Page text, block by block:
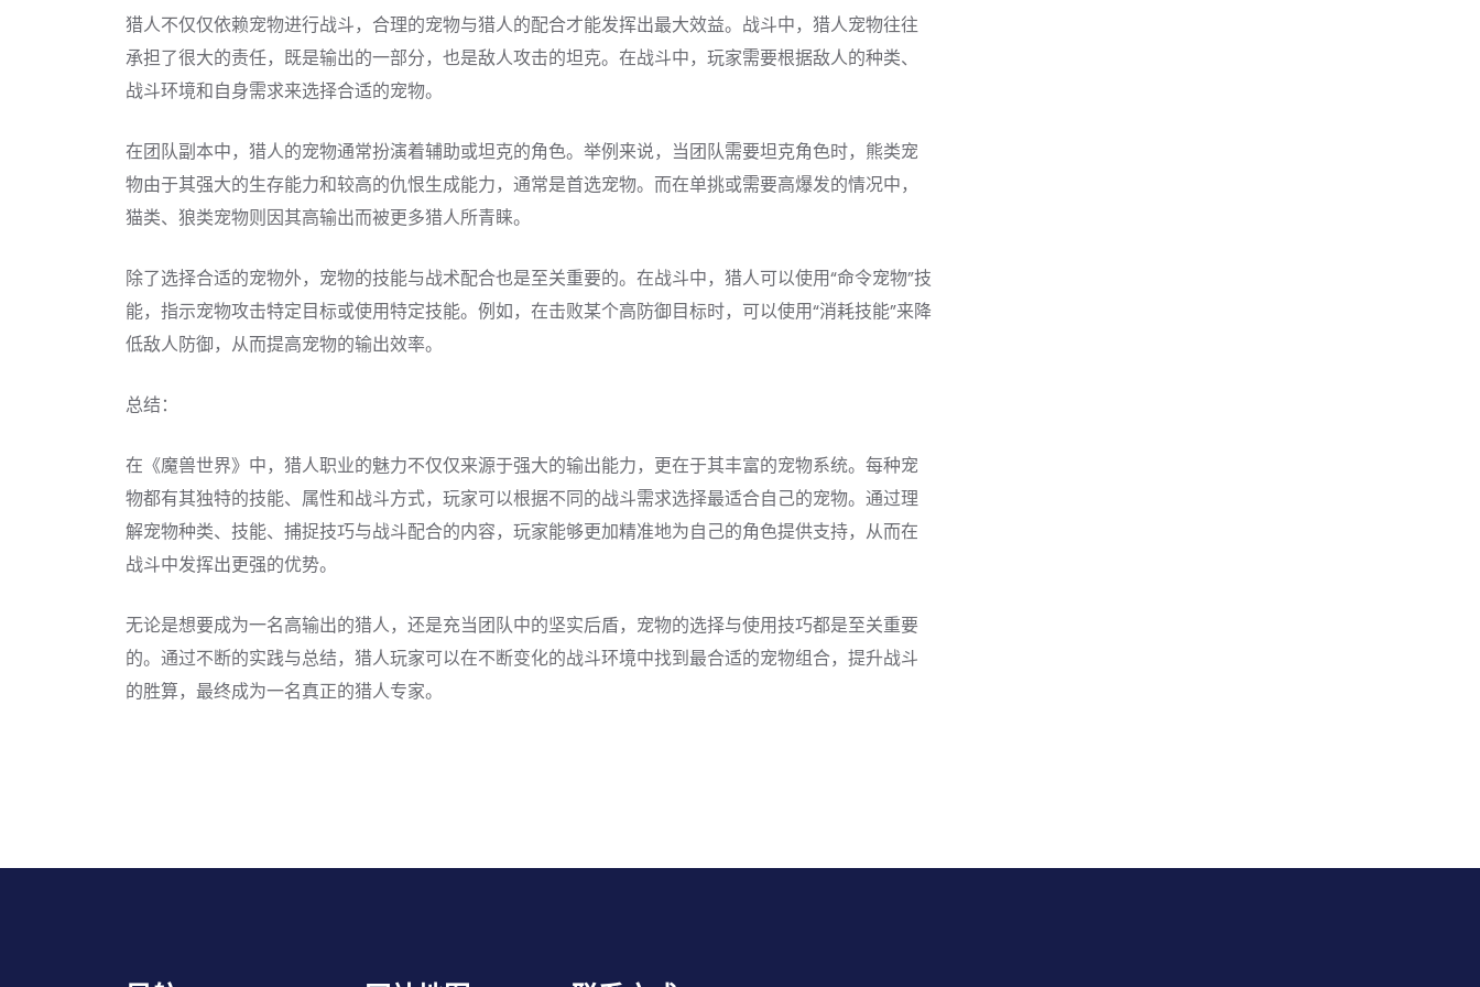
猎人不仅仅依赖宠物进行战斗，合理的宠物与猎人的配合才能发挥出最大效益。战斗中，猎人宠物往往
承担了很大的责任，既是输出的一部分，也是敌人攻击的坦克。在战斗中，玩家需要根据敌人的种类、
战斗环境和自身需求来选择合适的宠物。
在团队副本中，猎人的宠物通常扮演着辅助或坦克的角色。举例来说，当团队需要坦克角色时，熊类宠
物由于其强大的生存能力和较高的仇恨生成能力，通常是首选宠物。而在单挑或需要高爆发的情况中，
猫类、狼类宠物则因其高输出而被更多猎人所青睐。
除了选择合适的宠物外，宠物的技能与战术配合也是至关重要的。在战斗中，猎人可以使用“命令宠物”技
能，指示宠物攻击特定目标或使用特定技能。例如，在击败某个高防御目标时，可以使用“消耗技能”来降
低敌人防御，从而提高宠物的输出效率。
总结：
在《魔兽世界》中，猎人职业的魅力不仅仅来源于强大的输出能力，更在于其丰富的宠物系统。每种宠
物都有其独特的技能、属性和战斗方式，玩家可以根据不同的战斗需求选择最适合自己的宠物。通过理
解宠物种类、技能、捕捉技巧与战斗配合的内容，玩家能够更加精准地为自己的角色提供支持，从而在
战斗中发挥出更强的优势。
无论是想要成为一名高输出的猎人，还是充当团队中的坚实后盾，宠物的选择与使用技巧都是至关重要
的。通过不断的实践与总结，猎人玩家可以在不断变化的战斗环境中找到最合适的宠物组合，提升战斗
的胜算，最终成为一名真正的猎人专家。